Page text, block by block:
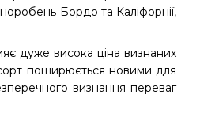
Бордо та Каліфорнії,
дуже висока ціна визнаних
поширюється новими для
визнання переваг